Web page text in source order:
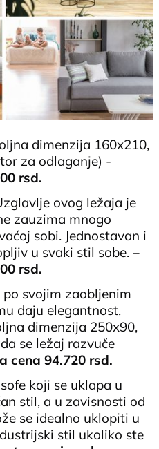
dimenzija 160x210,
za odlaganje) -
rsd.
ovog ležaja je
zauzima mnogo
sobi. Jednostavan i
u svaki stil sobe. –
rsd.
po svojim zaobljenim
daju elegantnost,
dimenzija 250x90,
se ležaj razvuče
cena 94.720 rsd.
koji se uklapa u
stil, a u zavisnosti od
se idealno uklopiti u
stil ukoliko ste